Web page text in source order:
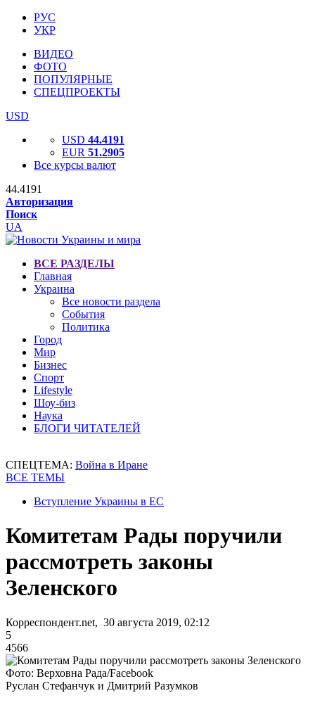
РУС
УКР
ВИДЕО
ФОТО
ПОПУЛЯРНЫЕ
СПЕЦПРОЕКТЫ
USD
USD 44.4191
EUR 51.2905
Все курсы валют
44.4191
Авторизация
Поиск
UA
ВСЕ РАЗДЕЛЫ
Главная
Украина
Все новости раздела
События
Политика
Город
Мир
Бизнес
Спорт
Lifestyle
Шоу-биз
Наука
БЛОГИ ЧИТАТЕЛЕЙ
СПЕЦТЕМА: Война в Иране
ВСЕ ТЕМЫ
Вступление Украины в ЕС
Комитетам Рады поручили
рассмотреть законы
Зеленского
Корреспондент.net, 30 августа 2019, 02:12
5
4566
Фото: Верховна Рада/Facebook
Руслан Стефанчук и Дмитрий Разумков